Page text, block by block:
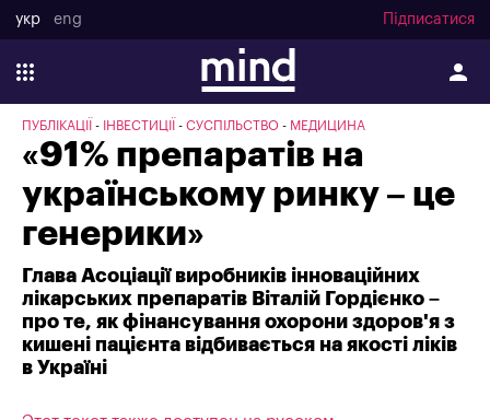
укр eng Підписатися
ПУБЛІКАЦІЇ ІНВЕСТИЦІЇ СУСПІЛЬСТВО МЕДИЦИНА
«91% препаратів на
українському ринку – це
генерики»
Глава Асоціації виробників інноваційних
лікарських препаратів Віталій Гордієнко –
про те, як фінансування охорони здоров'я з
кишені пацієнта відбивається на якості ліків
в Україні